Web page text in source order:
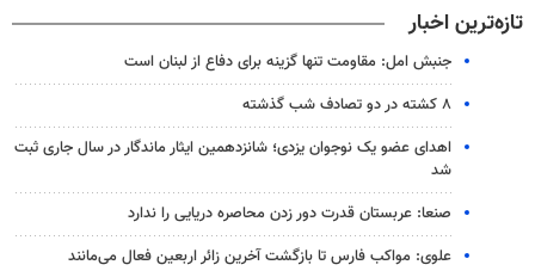
تازه‌ترین اخبار
جنبش امل: مقاومت تنها گزینه برای دفاع از لبنان است
۸ کشته در دو تصادف شب گذشته
اهدای عضو یک نوجوان یزدی؛ شانزدهمین ایثار ماندگار در سال جاری ثبت
شد
صنعا: عربستان قدرت دور زدن محاصره دریایی را ندارد
علوی: مواکب فارس تا بازگشت آخرین زائر اربعین فعال می‌مانند